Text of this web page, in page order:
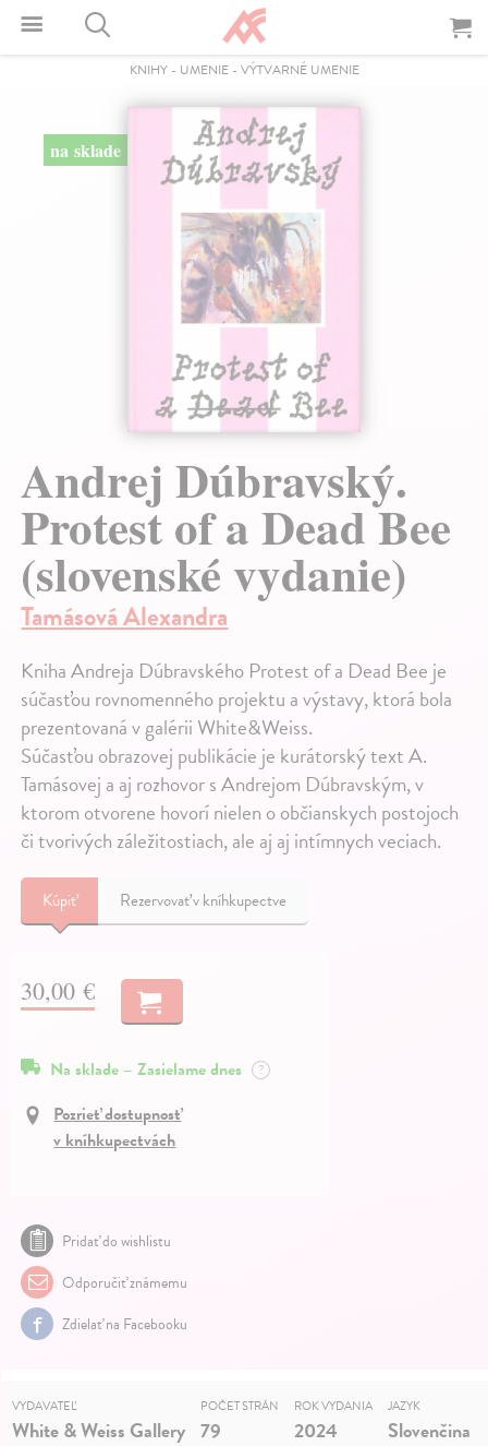
KNIHY- UMENIE- VÝTVARNÉ UMENIE
na sklade
Andrej Dúbravský.
Protest of a Dead Bee
(slovenské vydanie)
Tamásová Alexandra
Kniha Andreja Dúbravského Protest of a Dead Bee je
súčasťou rovnomenného projektu a výstavy, ktorá bola
prezentovaná v galérii White&Weiss.
Súčasťou obrazovej publikácie je kurátorský text A.
Tamásovej a aj rozhovor s Andrejom Dúbravským, v
ktorom otvorene hovorí nielen o občianskych postojoch
či tvorivých záležitostiach, ale aj aj intímnych veciach.
Kúpiť Rezervovať v kníhkupectve
30,00 €
Na sklade – Zasielame dnes ?
Pozrieť dostupnosť
v kníhkupectvách
Pridať do wishlistu
Odporučiť známemu
Zdielať na Facebooku
VYDAVATEĽ
White & Weiss Gallery
POČET STRÁN
79
ROK VYDANIA
2024
JAZYK
Slovenčina